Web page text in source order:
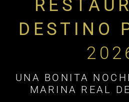
DESTINO
UNA BONITA
MARINA REAL